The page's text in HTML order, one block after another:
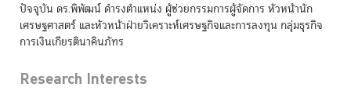
ปัจจุบัน ดร.พิพัฒน์ ดำรงตำแหน่ง ผู้ช่วยกรรมการผู้จัดการ หัวหน้านัก
เศรษฐศาสตร์ และหัวหน้าฝ่ายวิเคราะห์เศรษฐกิจและการลงทุน กลุ่มธุรกิจ
การเงินเกียรตินาคินภัทร
Research Interests